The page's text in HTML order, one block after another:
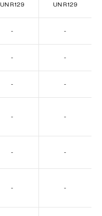
UN R129 UN R129
- -
- -
- -
- -
- -
- -